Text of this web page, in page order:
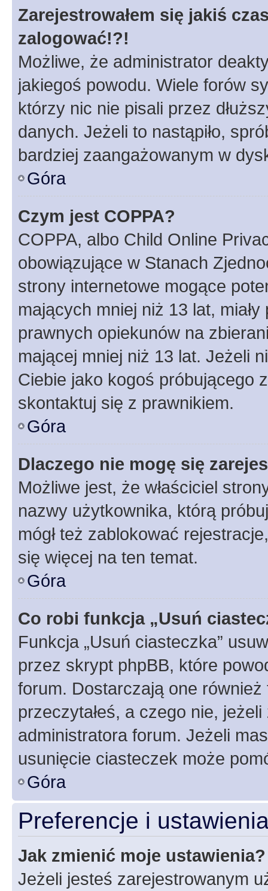
Zarejestrowałem się jakiś
zalogować!?!
Możliwe, że administrator
jakiegoś powodu. Wiele forów
którzy nic nie pisali przez
danych. Jeżeli to nastąpiło,
bardziej zaangażowanym w
Góra
Czym jest COPPA?
COPPA, albo Child Online
obowiązujące w Stanach
strony internetowe mogące
mających mniej niż 13 lat,
prawnych opiekunów na
mającej mniej niż 13 lat. Jeżeli
Ciebie jako kogoś próbującego
skontaktuj się z prawnikiem.
Góra
Dlaczego nie mogę się
Możliwe jest, że właściciel
nazwy użytkownika, którą
mógł też zablokować
się więcej na ten temat.
Góra
Co robi funkcja „Usuń
Funkcja „Usuń ciasteczka”
przez skrypt phpBB, które
forum. Dostarczają one
przeczytałeś, a czego nie,
administratora forum. Jeżeli
usunięcie ciasteczek może
Góra
Preferencje i
Jak zmienić moje ustawienia?
Jeżeli jesteś zarejestrowanym